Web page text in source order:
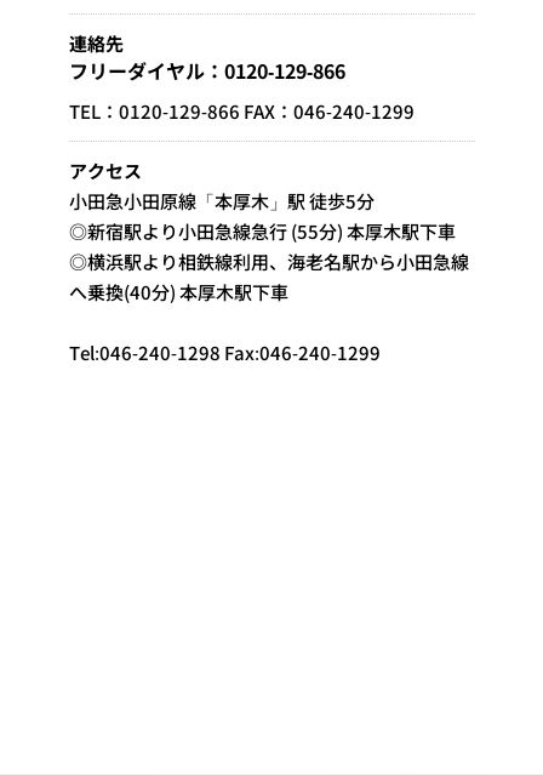
連絡先
フリーダイヤル：0120-129-866
TEL：0120-129-866 FAX：046-240-1299
アクセス
小田急小田原線「本厚木」駅 徒歩5分
◎新宿駅より小田急線急行 (55分) 本厚木駅下車
◎横浜駅より相鉄線利用、海老名駅から小田急線
へ乗換(40分) 本厚木駅下車
Tel:046-240-1298 Fax:046-240-1299